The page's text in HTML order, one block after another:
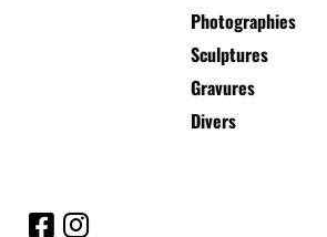
Photographies
Sculptures
Gravures
Divers